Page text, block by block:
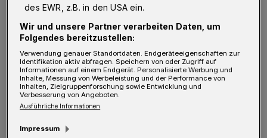
Erstmals wird Cory Clouston am Freitag in
München hinter der Haie-Bande stehen. Die
Red Bulls gehen mit einer ausgeglichenen
Bilanz aus den letzten sechs Auftritten ins
DEL-Wochenende, verließen das Eis je drei
Mal als Sieger und Verlierer. Die beiden
des EWR, z.B. in den USA ein.
Wir und unsere Partner verarbeiten Daten, um
Folgendes bereitzustellen:
Verwendung genauer Standortdaten. Endgeräteeigenschaften zur
Identifikation aktiv abfragen. Speichern von oder Zugriff auf
Informationen auf einem Endgerät. Personalisierte Werbung und
Inhalte, Messung von Werbeleistung und der Performance von
Inhalten, Zielgruppenforschung sowie Entwicklung und
Verbesserung von Angeboten.
Ausführliche Informationen
Impressum